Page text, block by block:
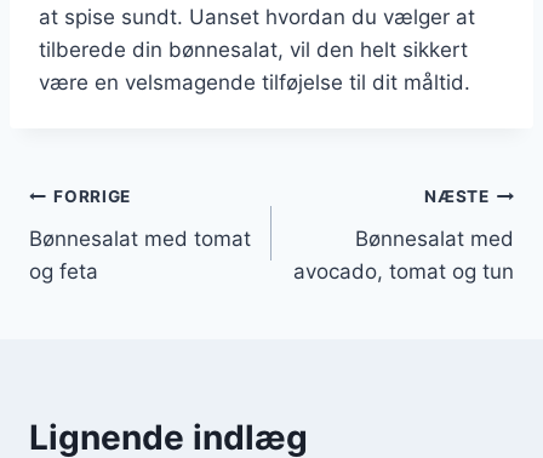
at spise sundt. Uanset hvordan du vælger at
tilberede din bønnesalat, vil den helt sikkert
være en velsmagende tilføjelse til dit måltid.
Indlægsnavigation
FORRIGE
Bønnesalat med tomat
og feta
NÆSTE
Bønnesalat med
avocado, tomat og tun
Lignende indlæg